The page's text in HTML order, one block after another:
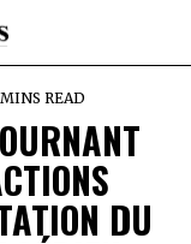
MINS READ
DU